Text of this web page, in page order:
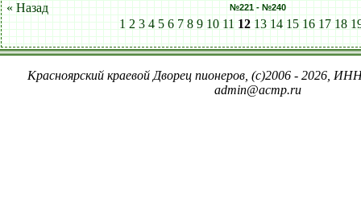
« Назад
№221 - №240
1 2 3 4 5 6 7 8 9 10 11 12 13 14 15 16 17 18
Красноярский краевой Дворец пионеров, (c)2006 - 2026,
admin@acmp.ru